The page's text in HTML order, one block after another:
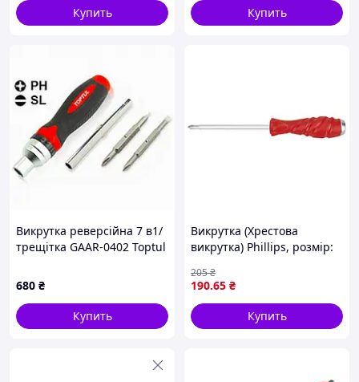
Купить Купить
Викрутка реверсійна 7 в1/
трещітка GAAR-0402 Toptul
680 ₴
Купить
Викрутка (Хрестова
викрутка) Phillips, розмір:
довжина 2: 210 мм, ручка:
ергономічний / ударний /
проти
190.65 ₴
205₴
Купить